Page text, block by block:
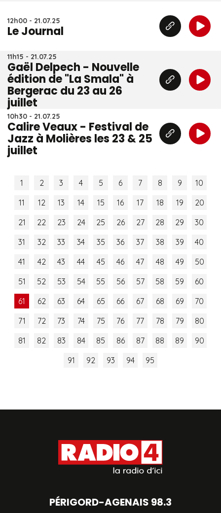
12h00 - 21.07.25
Le Journal
11h15 - 21.07.25
Gaël Delpech - Nouvelle
édition de "La Smala" à
Bergerac du 23 au 26
juillet
10h30 - 21.07.25
Calire Veaux - Festival de
Jazz à Molières les 23 & 25
juillet
1 2 3 4 5 6 7 8 9
10
11
12 13 14 15 16 17 18 19
20
21
22 23 24 25 26 27 28 29
30
31
32 33 34 35 36 37 38 39
40
41
42 43 44 45 46 47 48 49
50
51
52 53 54 55 56 57 58 59
60
61
62 63 64 65 66 67 68 69
70
71
72 73 74 75 76 77 78 79
80
81
82 83 84 85 86 87 88 89
90
91
92 93 94 95
PÉRIGORD-AGENAIS 98.3